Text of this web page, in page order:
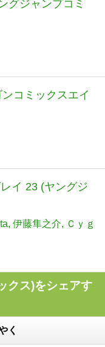
グジャンプコミ
コミックスエイ
イ 23 (ヤングジ
伊藤隼之介
Ｃｙｇ
クス)をシェアす
く